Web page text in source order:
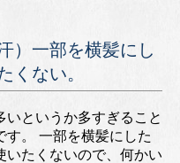
）一部を横髪にし
くない。
いというか多すぎること
す。 一部を横髪にした
いたくないので、何かい